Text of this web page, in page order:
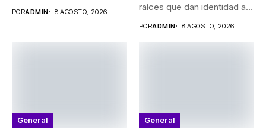
PORADMIN 8 AGOSTO, 2026
raíces que dan identidad a
PORADMIN 8 AGOSTO, 2026
General General